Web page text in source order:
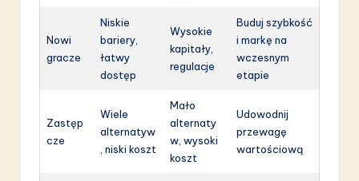
Nowi
gracze
Niskie
bariery,
łatwy
dostęp
Wysokie
kapitały,
regulacje
Buduj szybkość
i markę na
wczesnym
etapie
Zastęp
cze
Wiele
alternatyw
, niski koszt
Mało
alternaty
w, wysoki
koszt
Udowodnij
przewagę
wartościową